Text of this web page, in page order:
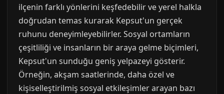
ilçenin farklı yönlerini keşfedebilir ve yerel halkla
doğrudan temas kurarak Kepsut'un gerçek
ruhunu deneyimleyebilirler. Sosyal ortamların
çeşitliliği ve insanların bir araya gelme biçimleri,
Kepsut'un sunduğu geniş yelpazeyi gösterir.
Örneğin, akşam saatlerinde, daha özel ve
kişiselleştirilmiş sosyal etkileşimler arayan bazı